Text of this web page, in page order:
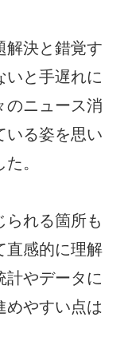
解決と錯覚す
いと手遅れに
のニュース消
いる姿を思い
。
られる箇所も
直感的に理解
計やデータに
めやすい点は